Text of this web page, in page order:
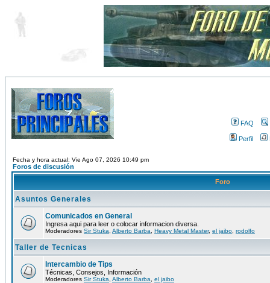
FAQ
Perfil
Fecha y hora actual: Vie Ago 07, 2026 10:49 pm
Foros de discusión
Foro
Asuntos Generales
Comunicados en General
Ingresa aqui para leer o colocar informacion diversa.
Moderadores Sir Stuka Alberto Barba Heavy Metal Master, el jaibo rodolfo
Taller de Tecnicas
Intercambio de Tips
Técnicas, Consejos, Información
Moderadores Sir Stuka Alberto Barba el jaibo